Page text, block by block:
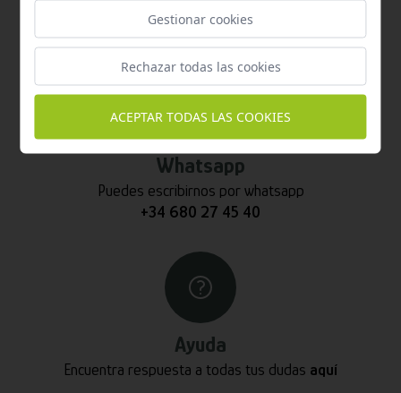
Contacta con nosotros a través del teléfono
Whatsapp
Puedes escribirnos por whatsapp
+34 680 27 45 40
Ayuda
Encuentra respuesta a todas tus dudas aquí
Gestionar cookies
Rechazar todas las cookies
ACEPTAR TODAS LAS COOKIES